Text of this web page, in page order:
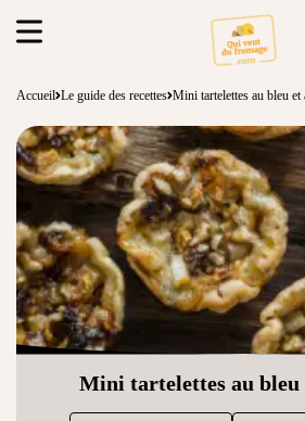
Accueil Le guide des recettes Mini tartelettes au bleu
Mini tartelettes au bleu